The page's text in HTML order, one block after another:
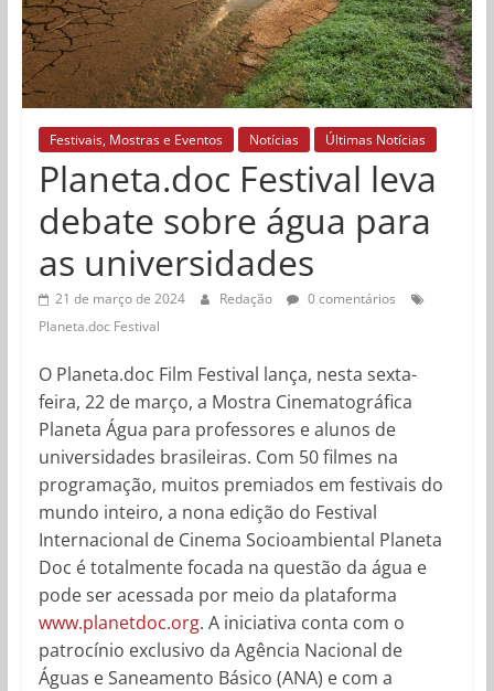
Festivais, Mostras e Eventos Notícias Últimas Notícias
Planeta.doc Festival leva
debate sobre água para
as universidades
21 de março de 2024 Redação
0 comentários
Planeta.doc Festival
O Planeta.doc Film Festival lança, nesta sexta-
feira, 22 de março, a Mostra Cinematográfica
Planeta Água para professores e alunos de
universidades brasileiras. Com 50 filmes na
programação, muitos premiados em festivais do
mundo inteiro, a nona edição do Festival
Internacional de Cinema Socioambiental Planeta
Doc é totalmente focada na questão da água e
pode ser acessada por meio da plataforma
www.planetdoc.org. A iniciativa conta com o
patrocínio exclusivo da Agência Nacional de
Águas e Saneamento Básico (ANA) e com a